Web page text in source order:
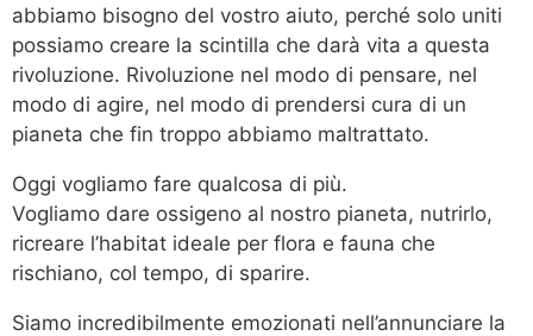
abbiamo bisogno del vostro aiuto, perché solo uniti
possiamo creare la scintilla che darà vita a questa
rivoluzione. Rivoluzione nel modo di pensare, nel
modo di agire, nel modo di prendersi cura di un
pianeta che fin troppo abbiamo maltrattato.
Oggi vogliamo fare qualcosa di più.
Vogliamo dare ossigeno al nostro pianeta, nutrirlo,
ricreare l’habitat ideale per flora e fauna che
rischiano, col tempo, di sparire.
Siamo incredibilmente emozionati nell’annunciare la